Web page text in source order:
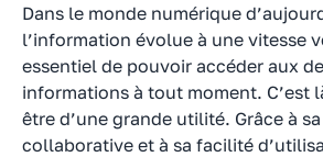
Dans le monde numérique
l’information évolue à une vitesse
essentiel de pouvoir accéder aux
informations à tout moment. C’est
être d’une grande utilité. Grâce à
collaborative et à sa facilité